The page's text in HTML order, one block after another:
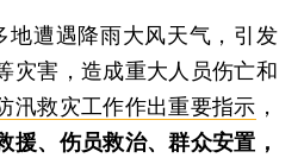
地遭遇降雨大风天气，引发
灾害，造成重大人员伤亡和
汛救灾工作作出重要指示 ，
援、伤员救治、群众安置，